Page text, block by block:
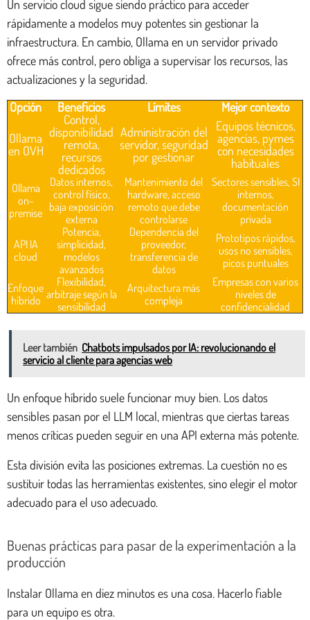
Un servicio cloud sigue siendo práctico para acceder
rápidamente a modelos muy potentes sin gestionar la
infraestructura. En cambio, Ollama en un servidor privado
ofrece más control, pero obliga a supervisar los recursos, las
actualizaciones y la seguridad.
Opción
Beneficios Límites Mejor contexto
Ollama
en OVH
Control,
disponibilidad
remota,
recursos
dedicados
Administración del
servidor, seguridad
por gestionar
Equipos técnicos,
agencias, pymes
con necesidades
habituales
Ollama
on-
premise
Datos internos,
control físico,
baja exposición
externa
Mantenimiento del
hardware, acceso
remoto que debe
controlarse
Sectores sensibles, SI
internos,
documentación
privada
API IA
cloud
Potencia,
simplicidad,
modelos
avanzados
Dependencia del
proveedor,
transferencia de
datos
Prototipos rápidos,
usos no sensibles,
picos puntuales
Enfoque
híbrido
Flexibilidad,
arbitraje según la
sensibilidad
Arquitectura más
compleja
Empresas con varios
niveles de
confidencialidad
Leer también Chatbots impulsados por IA: revolucionando el
servicio al cliente para agencias web
Un enfoque híbrido suele funcionar muy bien. Los datos
sensibles pasan por el LLM local, mientras que ciertas tareas
menos críticas pueden seguir en una API externa más potente.
Esta división evita las posiciones extremas. La cuestión no es
sustituir todas las herramientas existentes, sino elegir el motor
adecuado para el uso adecuado.
Buenas prácticas para pasar de la experimentación a la
producción
Instalar Ollama en diez minutos es una cosa. Hacerlo fiable
para un equipo es otra.